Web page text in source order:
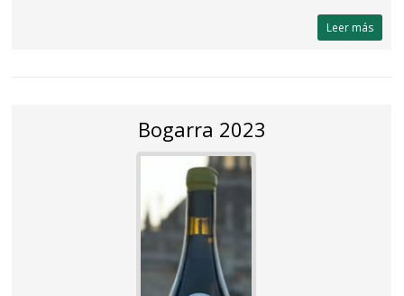
Leer más
Bogarra 2023